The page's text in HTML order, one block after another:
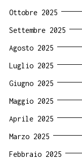
Ottobre 2025
Settembre 2025
Agosto 2025
Luglio 2025
Giugno 2025
Maggio 2025
Aprile 2025
Marzo 2025
Febbraio 2025